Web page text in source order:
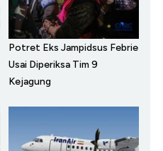
Potret Eks Jampidsus Febrie
Usai Diperiksa Tim 9
Kejagung